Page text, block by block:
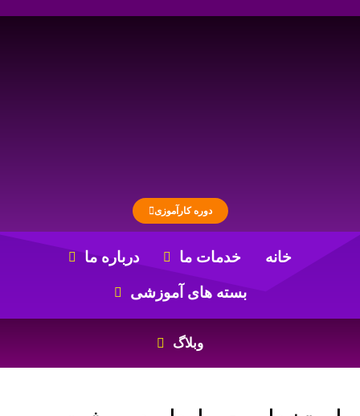
دوره کارآموزی
خانه خدمات ما درباره ما
بسته های آموزشی
وبلاگ